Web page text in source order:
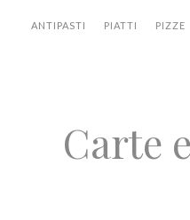
ANTIPASTI PIATTI PIZZE
Carte